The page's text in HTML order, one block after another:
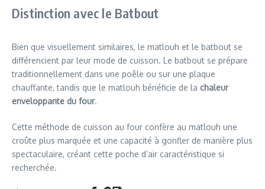
Distinction avec le Batbout
Bien que visuellement similaires, le matlouh et le batbout se
différencient par leur mode de cuisson. Le batbout se prépare
traditionnellement dans une poêle ou sur une plaque
chauffante, tandis que le matlouh bénéficie de la chaleur
enveloppante du four.
Cette méthode de cuisson au four confère au matlouh une
croûte plus marquée et une capacité à gonfler de manière plus
spectaculaire, créant cette poche d’air caractéristique si
recherchée.